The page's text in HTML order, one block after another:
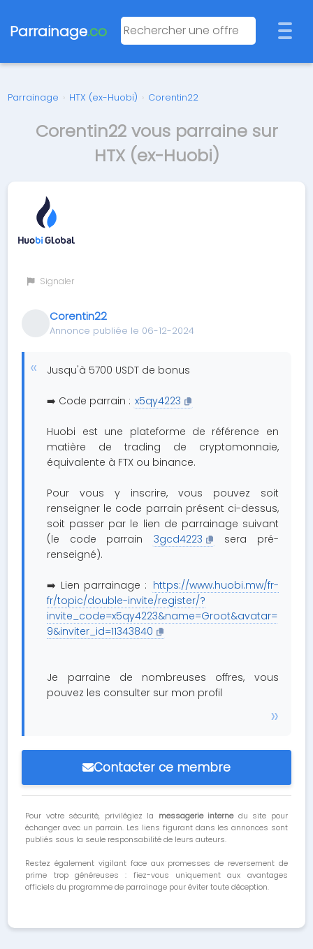
Parrainage.co
Parrainage › HTX (ex-Huobi) › Corentin22
Corentin22 vous parraine sur
HTX (ex-Huobi)
Signaler
Corentin22
Annonce publiée le 06-12-2024
Jusqu'à 5700 USDT de bonus
➡️ Code parrain : x5qy4223
Huobi est une plateforme de référence en
matière de trading de cryptomonnaie,
équivalente à FTX ou binance.
Pour vous y inscrire, vous pouvez soit
renseigner le code parrain présent ci-dessus,
soit passer par le lien de parrainage suivant
(le code parrain 3gcd4223
sera pré-
renseigné).
➡️ Lien parrainage : https://www.huobi.mw/fr-
fr/topic/double-invite/register/?
invite_code=x5qy4223&name=Groot&avatar=
9&inviter_id=11343840
Je parraine de nombreuses offres, vous
pouvez les consulter sur mon profil
Contacter ce membre
Pour votre sécurité, privilégiez la messagerie internedu site pour
échanger avec un parrain. Les liens figurant dans les annonces sont
publiés sous la seule responsabilité de leurs auteurs.
Restez également vigilant face aux promesses de reversement de
prime trop généreuses : fiez-vous uniquement aux avantages
officiels du programme de parrainage pour éviter toute déception.